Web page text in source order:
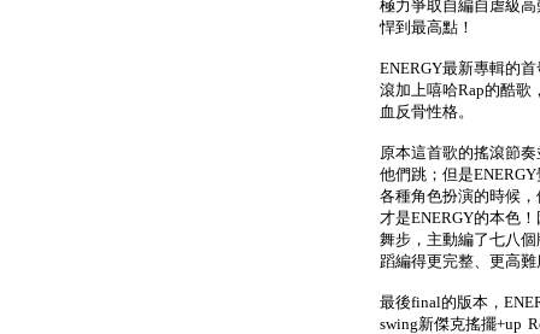
極力爭取自編自虐級
悍到最高點！
ENERGY最新專輯的
滾加上嘻哈Rap的酷歌
血反骨性格。
原本這首歌的搖滾節
他們跳；但是
各種角色扮演的時候
才是ENERGY的本色
舞步，主動編了七八
蹈編得更完整、更高難
最後final的版本，
swing新傑克搖擺+up